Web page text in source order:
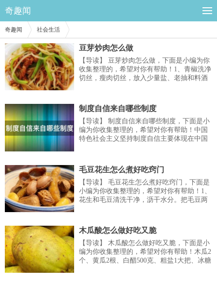
奇趣闻
奇趣闻 社会生活
豆芽炒肉怎么做
【导读】 豆芽炒肉怎么做，下面是小编为你
收集整理的，希望对你有帮助！1、青椒洗净
切丝，瘦肉切丝，放入少量盐、老抽和料酒
葱姜蒜和辣椒炒香。5、放入肉丝，快速翻
炒。6、放入绿豆芽翻炒。7、炒至...
制度自信来自哪些制度
【导读】 制度自信来自哪些制度，下面是小
编为你收集整理的，希望对你有帮助！中国
特色社会主义坚持制度自信主要体现在中国
国特色社会主义制度是当代中国发展进步的
根本制度保障，是中国特色社会主义道路和
中国特...
毛豆花生怎么煮好吃窍门
【导读】 毛豆花生怎么煮好吃窍门，下面是
小编为你收集整理的，希望对你有帮助！1、
花生和毛豆清洗干净，沥干水分。把毛豆两
椒。3、往锅中倒入１０００毫升清水，没过
花生毛豆。4、把生抽倒入锅中，用筷子搅
拌...
木瓜酸怎么做好吃又脆
【导读】 木瓜酸怎么做好吃又脆，下面是小
编为你收集整理的，希望对你有帮助！木瓜2
个、黄瓜2根、白醋500克、粗盐1大把、冰糖